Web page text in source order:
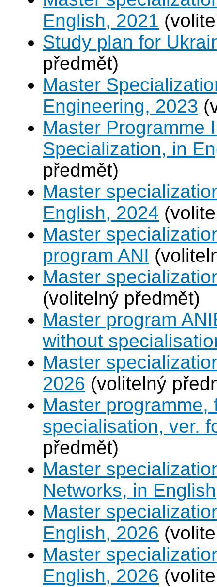
English, 2021
Study plan for
předmět)
Master
Engineering, 2023
Master Programme
Specialization, in
předmět)
Master
English, 2024
Master
program ANI
Master
(volitelný předmět)
Master program
without
Master
2026 (volitelný
Master
specialisation, ver.
předmět)
Master
Networks, in
Master
English, 2026
Master
English, 2026